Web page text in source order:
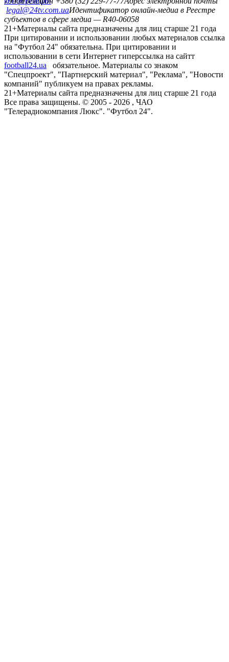
legal@24tv.com.uaИдентификатор онлайн-медиа в Реестре
субъектов в сфере медиа — R40-06058
21+Материалы сайта предназначены для лиц старше 21 года
При цитировании и использовании любых материалов ссылка
на "Футбол 24" обязательна. При цитировании и
использовании в сети Интернет гиперссылка на сайтт
football24.ua
обязательное. Материалы со знаком
"Спецпроект", "Партнерский материал", "Реклама", "Новости
компаний" публикуем на правах рекламы.
21+Материалы сайта предназначены для лиц старше 21 года
Все права защищены. © 2005 - 2026 , ЧАО
"Телерадиокомпания Люкс". "Футбол 24".